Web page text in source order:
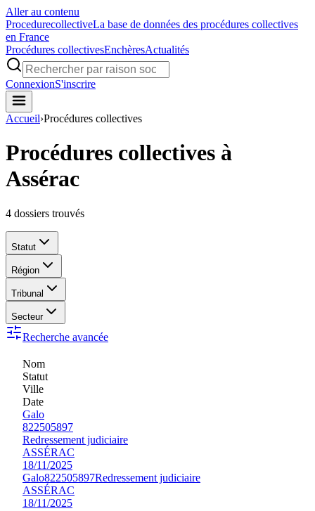
Aller au contenu
ProcedurecollectiveLa base de données des procédures collectives
en France
Procédures collectivesEnchèresActualités
ConnexionS'inscrire
Accueil›Procédures collectives
Procédures collectives à
Assérac
4 dossiers trouvés
Statut
Région
Tribunal
Secteur
Recherche avancée
Nom
Statut
Ville
Date
Galo
822505897
Redressement judiciaire
ASSÉRAC
18/11/2025
Galo822505897Redressement judiciaire
ASSÉRAC
18/11/2025